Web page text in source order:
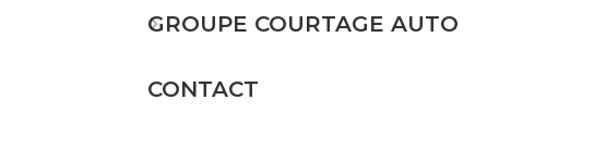
GROUPE COURTAGE AUTO
CONTACT